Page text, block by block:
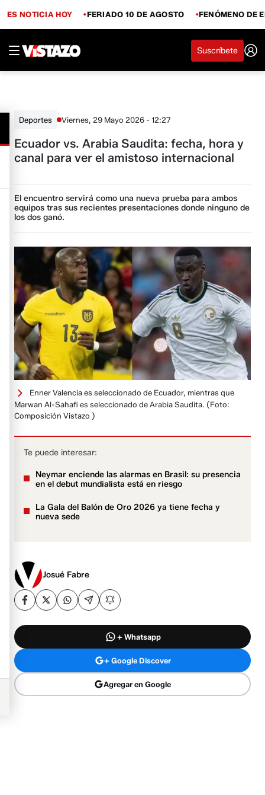
ES NOTICIA HOY FERIADO 10 DE AGOSTO FENÓMENO DE
Suscríbete
Deportes Viernes, 29 Mayo 2026 - 12:27
Ecuador vs. Arabia Saudita: fecha, hora y
canal para ver el amistoso internacional
El encuentro servirá como una nueva prueba para ambos
equipos tras sus recientes presentaciones donde ninguno de
los dos ganó.
Enner Valencia es seleccionado de Ecuador, mientras que
Marwan Al-Sahafi es seleccionado de Arabia Saudita. (Foto:
Composición Vistazo )
Te puede interesar:
Neymar enciende las alarmas en Brasil: su presencia
en el debut mundialista está en riesgo
La Gala del Balón de Oro 2026 ya tiene fecha y
nueva sede
Josué Fabre
+ Whatsapp
+ Google Discover
Agregar en Google